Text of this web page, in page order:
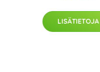
LISÄTIETOJA